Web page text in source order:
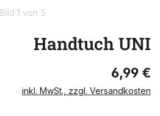
Bild 1 von 5
Handtuch UNI
6,99 €
inkl. MwSt., zzgl. Versandkosten